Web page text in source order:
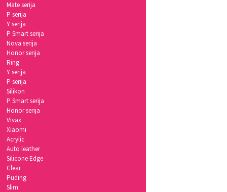
Mate serija
P serija
Y serija
P Smart serija
Nova serija
Honor serija
Ring
Y serija
P serija
Silikon
P Smart serija
Honor serija
Vivax
Xiaomi
Acrylic
Auto leather
Silicone Edge
Clear
Puding
Slim